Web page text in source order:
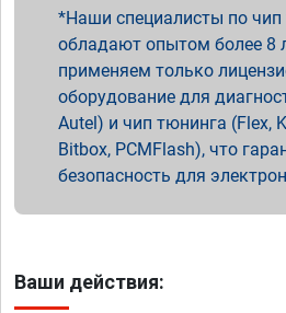
Наши специалисты по чип
обладают опытом более 8
применяем только
оборудование для
Autel) и чип тюнинга (Flex,
Bitbox, PCMFlash), что
безопасность для
Ваши действия: